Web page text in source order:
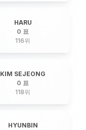
HARU
0 표
116위
KIM SEJEONG
0 표
118위
HYUNBIN